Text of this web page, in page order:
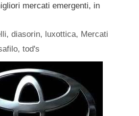
mercati emergenti, in
,diasorin, luxottica, Mercati
, tod's